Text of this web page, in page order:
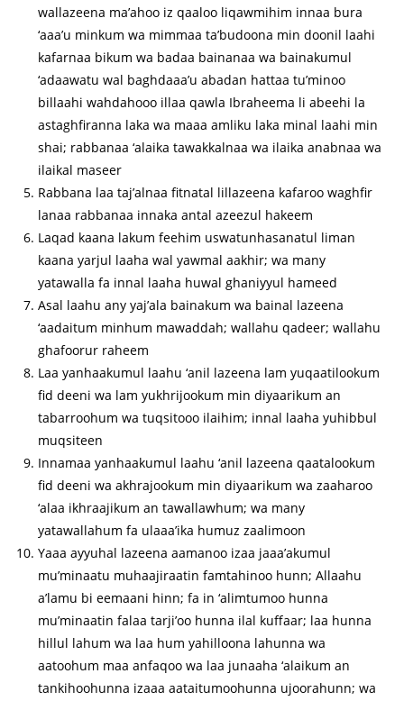
wallazeena ma’ahoo iz qaaloo liqawmihim innaa bura
‘aaa’u minkum wa mimmaa ta’budoona min doonil laahi
kafarnaa bikum wa badaa bainanaa wa bainakumul
‘adaawatu wal baghdaaa’u abadan hattaa tu’minoo
billaahi wahdahooo illaa qawla Ibraheema li abeehi la
astaghfiranna laka wa maaa amliku laka minal laahi min
shai; rabbanaa ‘alaika tawakkalnaa wa ilaika anabnaa wa
ilaikal maseer
Rabbana laa taj’alnaa fitnatal lillazeena kafaroo waghfir
lanaa rabbanaa innaka antal azeezul hakeem
Laqad kaana lakum feehim uswatunhasanatul liman
kaana yarjul laaha wal yawmal aakhir; wa many
yatawalla fa innal laaha huwal ghaniyyul hameed
Asal laahu any yaj’ala bainakum wa bainal lazeena
‘aadaitum minhum mawaddah; wallahu qadeer; wallahu
ghafoorur raheem
Laa yanhaakumul laahu ‘anil lazeena lam yuqaatilookum
fid deeni wa lam yukhrijookum min diyaarikum an
tabarroohum wa tuqsitooo ilaihim; innal laaha yuhibbul
muqsiteen
Innamaa yanhaakumul laahu ‘anil lazeena qaatalookum
fid deeni wa akhrajookum min diyaarikum wa zaaharoo
‘alaa ikhraajikum an tawallawhum; wa many
yatawallahum fa ulaaa’ika humuz zaalimoon
Yaaa ayyuhal lazeena aamanoo izaa jaaa’akumul
mu’minaatu muhaajiraatin famtahinoo hunn; Allaahu
a’lamu bi eemaani hinn; fa in ‘alimtumoo hunna
mu’minaatin falaa tarji’oo hunna ilal kuffaar; laa hunna
hillul lahum wa laa hum yahilloona lahunna wa
aatoohum maa anfaqoo wa laa junaaha ‘alaikum an
tankihoohunna izaaa aataitumoohunna ujoorahunn; wa